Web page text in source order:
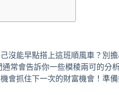
沒能早點搭上這班順風車？別
常會告訴你一些模稜兩可的分
會抓住下一次的財富機會！準